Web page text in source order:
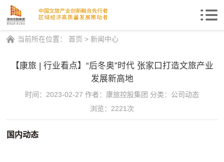
当前所在位置：
首页 >新闻中心
【康旅 | 行业看点】“后冬奥”时代 张家口打造文旅产业
发展新高地
时间：2023-02-27 作者：康旅控股集团 分类：公司动态
浏览：2221次
国内动态